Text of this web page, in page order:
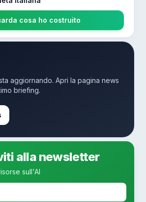
cosa ho costruito
aggiornando. Apri la pagina news
briefing.
alla newsletter
sull'AI